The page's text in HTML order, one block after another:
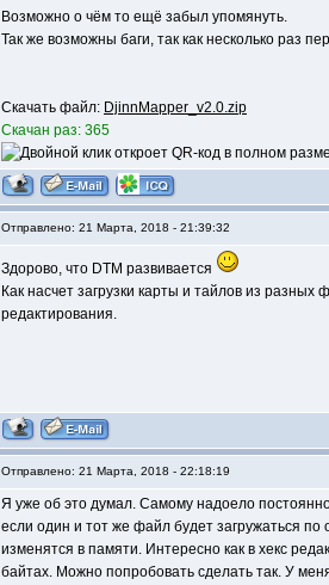
Возможно о чём то ещё забыл упомянуть.
Так же возможны баги, так как несколько раз
Скачать файл: DjinnMapper_v2.0.zip
Скачан раз: 365
Отправлено: 21 Марта, 2018 - 21:39:32
Здорово, что DTM развивается
Как насчет загрузки карты и тайлов из
редактирования.
Отправлено: 21 Марта, 2018 - 22:18:19
Я уже об это думал. Самому надоело
если один и тот же файл будет загружаться по
изменятся в памяти. Интересно как в хекс
байтах. Можно попробовать сделать так. У